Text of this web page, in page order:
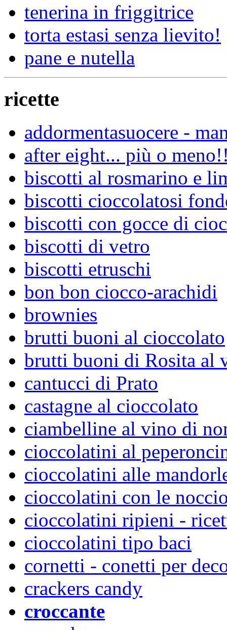
tenerina in friggitrice
torta estasi senza lievito!
pane e nutella
ricette
addormentasuocere -
after eight... più o
biscotti al rosmarino e
biscotti cioccolatosi
biscotti con gocce di
biscotti di vetro
biscotti etruschi
bon bon ciocco-arachidi
brownies
brutti buoni al cioccolato
brutti buoni di Rosita al
cantucci di Prato
castagne al cioccolato
ciambelline al vino di
cioccolatini al
cioccolatini alle
cioccolatini con le
cioccolatini ripieni -
cioccolatini tipo baci
cornetti - conetti per
crackers candy
croccante